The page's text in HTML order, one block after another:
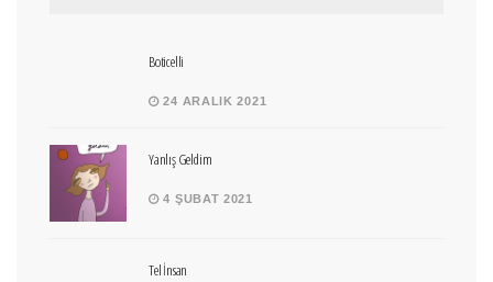
Boticelli
24 ARALIK 2021
Yanlış Geldim
4 ŞUBAT 2021
Tel İnsan